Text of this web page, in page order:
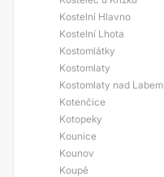
Kostelní Hlavno
Kostelní Lhota
Kostomlátky
Kostomlaty
Kostomlaty nad Labem
Kotenčice
Kotopeky
Kounice
Kounov
Koupě